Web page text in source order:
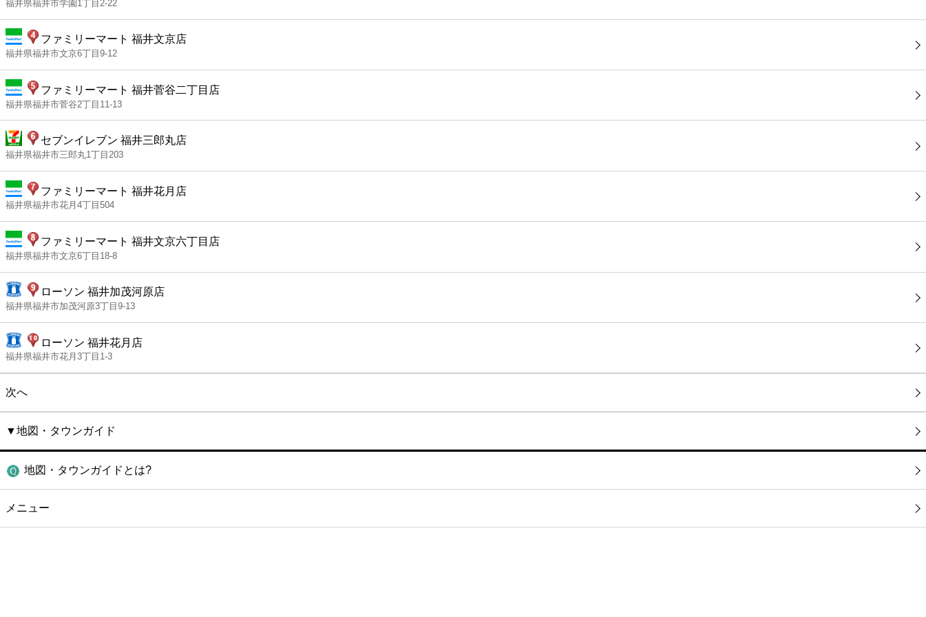
福井県福井市学園1丁目2-22
ファミリーマート 福井文京店
福井県福井市文京6丁目9-12
ファミリーマート 福井菅谷二丁目店
福井県福井市菅谷2丁目11-13
セブンイレブン 福井三郎丸店
福井県福井市三郎丸1丁目203
ファミリーマート 福井花月店
福井県福井市花月4丁目504
ファミリーマート 福井文京六丁目店
福井県福井市文京6丁目18-8
ローソン 福井加茂河原店
福井県福井市加茂河原3丁目9-13
ローソン 福井花月店
福井県福井市花月3丁目1-3
次へ
▼地図・タウンガイド
地図・タウンガイドとは?
メニュー